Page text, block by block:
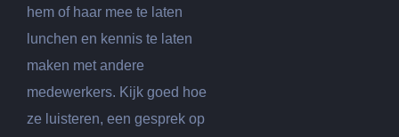
hem of haar mee te laten
lunchen en kennis te laten
maken met andere
medewerkers. Kijk goed hoe
ze luisteren, een gesprek op